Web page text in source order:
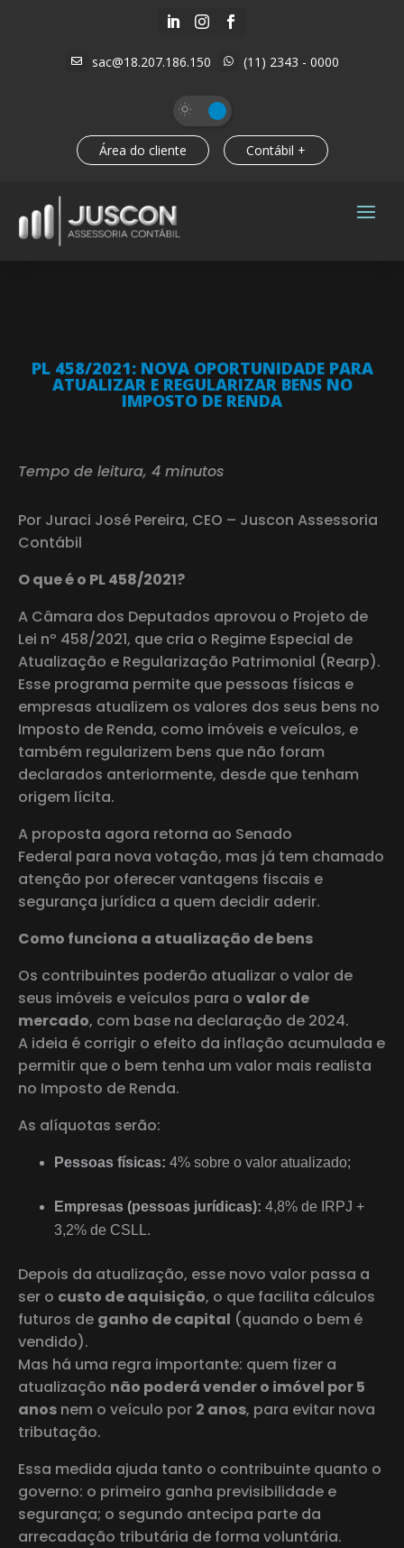
  
 sac@18.207.186.150  (11) 2343 - 0000
Área do cliente Contábil +
PL 458/2021: NOVA OPORTUNIDADE PARA
ATUALIZAR E REGULARIZAR BENS NO
IMPOSTO DE RENDA
Tempo de leitura, 4 minutos
Por Juraci José Pereira, CEO – Juscon Assessoria
Contábil
O que é o PL 458/2021?
A Câmara dos Deputados aprovou o Projeto de
Lei nº 458/2021, que cria o Regime Especial de
Atualização e Regularização Patrimonial (Rearp).
Esse programa permite que pessoas físicas e
empresas atualizem os valores dos seus bens no
Imposto de Renda, como imóveis e veículos, e
também regularizem bens que não foram
declarados anteriormente, desde que tenham
origem lícita.
A proposta agora retorna ao Senado
Federal para nova votação, mas já tem chamado
atenção por oferecer vantagens fiscais e
segurança jurídica a quem decidir aderir.
Como funciona a atualização de bens
Os contribuintes poderão atualizar o valor de
seus imóveis e veículos para o valor de
mercado, com base na declaração de 2024.
A ideia é corrigir o efeito da inflação acumulada e
permitir que o bem tenha um valor mais realista
no Imposto de Renda.
As alíquotas serão:
Pessoas físicas: 4% sobre o valor atualizado;
Empresas (pessoas jurídicas): 4,8% de IRPJ +
3,2% de CSLL.
Depois da atualização, esse novo valor passa a
ser o custo de aquisição, o que facilita cálculos
futuros de ganho de capital (quando o bem é
vendido).
Mas há uma regra importante: quem fizer a
atualização não poderá vender o imóvel por 5
anos nem o veículo por 2 anos, para evitar nova
tributação.
Essa medida ajuda tanto o contribuinte quanto o
governo: o primeiro ganha previsibilidade e
segurança; o segundo antecipa parte da
arrecadação tributária de forma voluntária.